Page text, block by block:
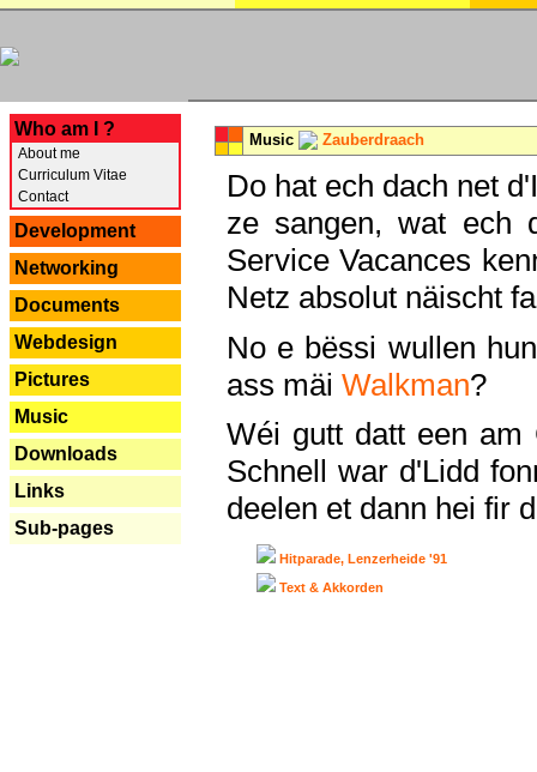
Who am I ?
About me
Curriculum Vitae
Contact
Development
Networking
Documents
Webdesign
Pictures
Music
Downloads
Links
Sub-pages
Music Zauberdraach
Do hat ech dach net
ze sangen, wat ech
Service Vacances
Netz absolut näischt
No e bëssi wullen
ass mäi Walkman?
Wéi gutt datt een am
Schnell war d'Lidd
deelen et dann hei fir
Hitparade, Lenzerheide '91
Text & Akkorden